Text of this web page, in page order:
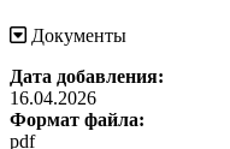
Документы
Дата добавления:
16.04.2026
Формат файла:
pdf